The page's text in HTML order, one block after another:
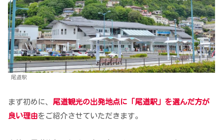
尾道駅
まず初めに、 尾道観光の出発地点に「尾道駅」を選んだ方が
良い理由をご紹介させていただきます。